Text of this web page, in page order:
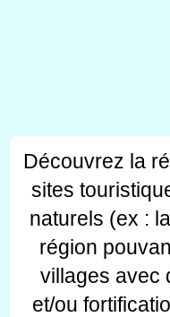
Découvrez la
sites
naturels (ex :
région
villages avec
et/ou